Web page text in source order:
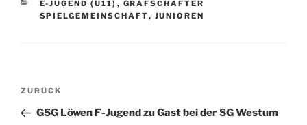
KATEGORIEN
E-JUGEND (U11) , GRAFSCHAFTER
SPIELGEMEINSCHAFT, JUNIOREN
Beitragsnavigation
Vorheriger
Beitrag
ZURÜCK
GSG Löwen F-Jugend zu Gast bei der SG Westum